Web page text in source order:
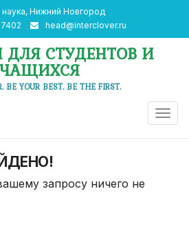
Нижний Новгород
head@interclover.ru
ДЛЯ СТУДЕНТОВ И
BE YOUR BEST. BE THE FIRST.
запросу ничего не